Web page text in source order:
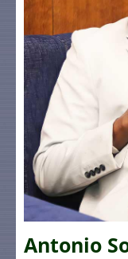
Antonio